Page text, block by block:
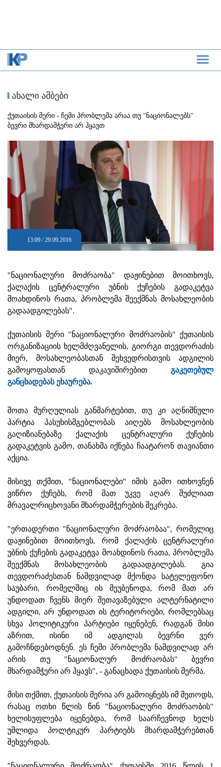
ახალი ამბები
ქუთაისის მერი - ჩემი პრობლემა არაა თუ "ნაციონალებს"
ბევრი მხარდამჭერი არ ჰყავთ
13:09 / 29.09.2016
"ნაციონალური მოძრაობა" დაჟინებით მოითხოვს,
ქალაქის ცენტრალური უბნის ქუჩების გადაკეტვა
მოახდინოს რათა, პრობლემა შეექმნას მოსახლეობის
გადაადგილებას".
ქუთაისის მერი "ნაციონალური მოძრაობის" ქუთაისის
ორგანიზაციის ხელმძღვანელის, გიორგი თევდორაძის
მიერ, მოსახლეობასთან შეხვედრისთვის ადგილის
გამოყოფასთან დაკავიშირებით გაკეთებულ
განცხადებას ეხაურება.
შოთა მურღულიას განმარტებით, თუ კი აღნიშნული
პარტია პასუხისმგებლობას აიღებს მოსახლეობის
გაღიზიანებაზე ქალაქის ცენტრალური ქუჩების
გადაკეტვის გამო, თანახმა იქნება ჩაატარონ თავიანთი
აქცია.
მისივე თქმით, "ნაციონალები" იმის გამო ითხოვნენ
ვიწრო ქუჩებს, რომ მათ უკვე აღარ შუძლიათ
მრავალრიცხოვანი მხარდამჭერების შეკრება.
"ერთადერთი "ნაციონალური მოძრაობაა", რომელიც
დაჟინებით მოითხოვს, რომ ქალაქის ცენტრალური
უბნის ქუჩების გადაკეტვა მოახდინოს რათა, პრობლემა
შეექმნას მოსახლეობის გადაადგილებას. გია
თევდორაძესთან ნამდვილად მქონდა სატელეფონო
საუბარი, რომელშიც ის მეუბენოდა, რომ მათ არ
უნდოდათ ჩვენს მიერ შეთავაზებული ალტერნატილი
ადგილი, არ უნდოდათ ის ტერიტორიები, რომლებსაც
სხვა პოლიტიკური პარტიები იყენებენ, რადგან მისი
აზრით, ისინი იმ ადგილას ბევრნი ვერ
გამოჩნდებოდნენ. ეს ჩემი პრობლემა ნამდვილად არ
არის თუ "ნაციონალურ მოძრაობას" ბევრი
მხარდამჭერი არ ჰყავს", - განაცხადა ქუთაისის მერმა.
მისი თქმით, ქუთაისის მერია არ გამოიყნებს იმ მეთოდს,
რასაც ოთხი წლის წინ "ნაციონალური მოძრაობის"
ხელისუფლება იყენებდა, რომ საარჩევნოდ ხელს
უშლიდა პოლტიკურ პარტიებს მხარდამჭერებთან
შეხვერდას.